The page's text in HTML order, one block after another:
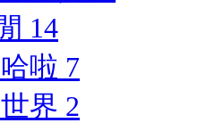
14
啦 7
界 2